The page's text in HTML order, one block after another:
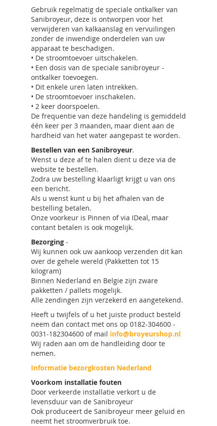
Gebruik regelmatig de speciale ontkalker van
Sanibroyeur, deze is ontworpen voor het
verwijderen van kalkaanslag en vervuilingen
zonder de inwendige onderdelen van uw
apparaat te beschadigen.
• De stroomtoevoer uitschakelen.
• Een dosis van de speciale sanibroyeur -
ontkalker toevoegen.
• Dit enkele uren laten intrekken.
• De stroomtoevoer inschakelen.
• 2 keer doorspoelen.
De frequentie van deze handeling is gemiddeld
één keer per 3 maanden, maar dient aan de
hardheid van het water aangepast te worden.
Bestellen van een Sanibroyeur.
Wenst u deze af te halen dient u deze via de
website te bestellen.
Zodra uw bestelling klaarligt krijgt u van ons
een bericht.
Als u wenst kunt u bij het afhalen van de
bestelling betalen.
Onze voorkeur is Pinnen of via IDeal, maar
contant betalen is ook mogelijk.
Bezorging -
Wij kunnen ook uw aankoop verzenden dit kan
over de gehele wereld (Pakketten tot 15
kilogram)
Binnen Nederland en Belgie zijn zware
pakketten / pallets mogelijk.
Alle zendingen zijn verzekerd en aangetekend.
Heeft u twijfels of u het juiste product besteld
neem dan contact met ons op 0182-304600 -
0031-182304600 of mail info@broyeurshop.nl
Wij raden aan om de handleiding door te
nemen.
Informatie bezorgkosten Nederland
Voorkom installatie fouten
Door verkeerde installatie verkort u de
levensduur van de Sanibroyeur
Ook produceert de Sanibroyeur meer geluid en
neemt het stroomverbruik toe.